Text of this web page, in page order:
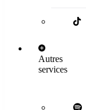
Autres
services